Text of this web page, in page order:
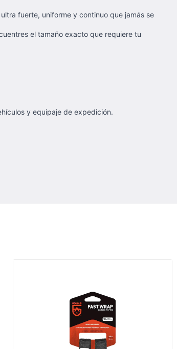
fuerte, uniforme y continuo que jamás se
el tamaño exacto que requiere tu
y equipaje de expedición.